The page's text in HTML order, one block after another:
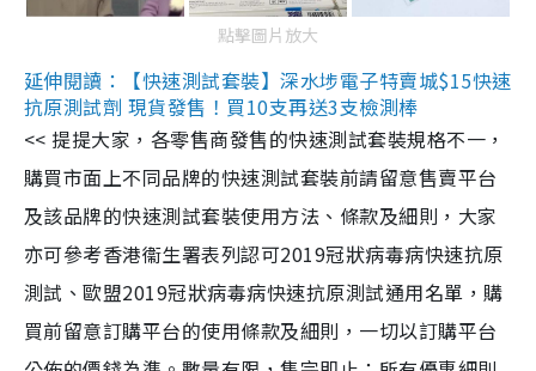
點擊圖片放大
延伸閱讀：【快速測試套裝】深水埗電子特賣城$15快速
抗原測試劑 現貨發售！買10支再送3支檢測棒
<< 提提大家，各零售商發售的快速測試套裝規格不一，
購買市面上不同品牌的快速測試套裝前請留意售賣平台
及該品牌的快速測試套裝使用方法、條款及細則，大家
亦可參考香港衞生署表列認可2019冠狀病毒病快速抗原
測試、歐盟2019冠狀病毒病快速抗原測試通用名單，購
買前留意訂購平台的使用條款及細則，一切以訂購平台